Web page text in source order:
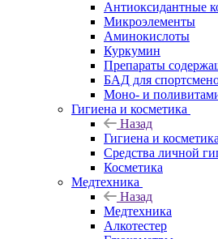
Антиоксидантные
Микроэлементы
Аминокислоты
Куркумин
Препараты
БАД для
Моно- и
Гигиена и косметика
Назад
Гигиена и косметика
Средства личной
Косметика
Медтехника
Назад
Медтехника
Алкотестер